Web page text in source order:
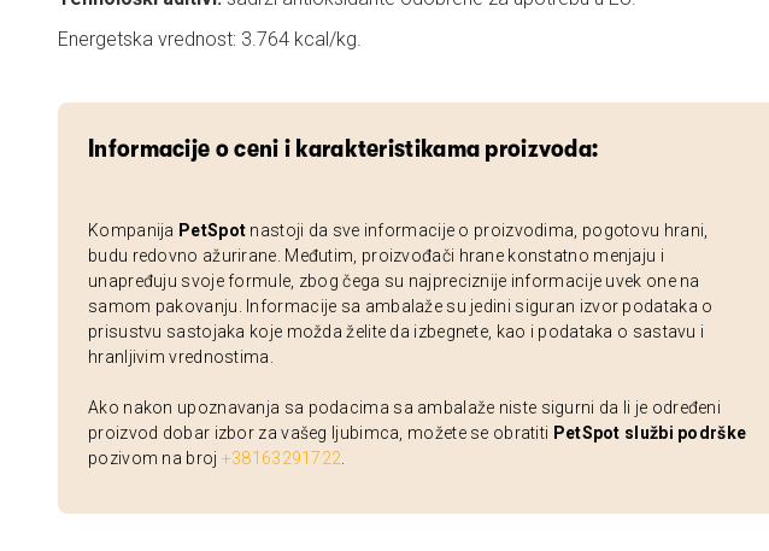
Energetska vrednost: 3.764 kcal/kg.
Informacije o ceni i karakteristikama proizvoda:
Kompanija PetSpot nastoji da sve informacije o proizvodima, pogotovu hrani,
budu redovno ažurirane. Međutim, proizvođači hrane konstatno menjaju i
unapređuju svoje formule, zbog čega su najpreciznije informacije uvek one na
samom pakovanju. Informacije sa ambalaže su jedini siguran izvor podataka o
prisustvu sastojaka koje možda želite da izbegnete, kao i podataka o sastavu i
hranljivim vrednostima.
Ako nakon upoznavanja sa podacima sa ambalaže niste sigurni da li je određeni
proizvod dobar izbor za vašeg ljubimca, možete se obratiti PetSpot službi podrške
pozivom na broj +38163291722